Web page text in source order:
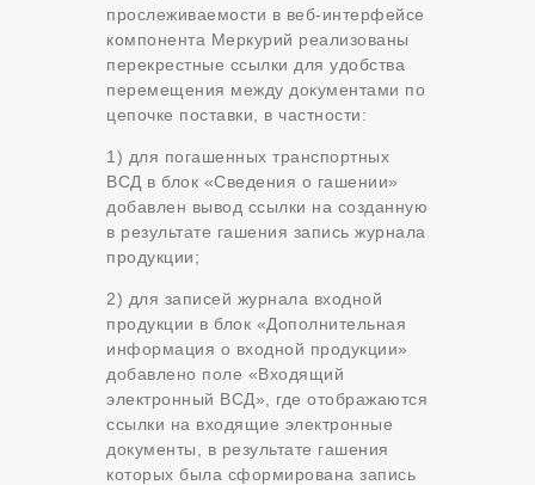
прослеживаемости в веб-интерфейсе
компонента Меркурий реализованы
перекрестные ссылки для удобства
перемещения между документами по
цепочке поставки, в частности:
1) для погашенных транспортных
ВСД в блок «Сведения о гашении»
добавлен вывод ссылки на созданную
в результате гашения запись журнала
продукции;
2) для записей журнала входной
продукции в блок «Дополнительная
информация о входной продукции»
добавлено поле «Входящий
электронный ВСД», где отображаются
ссылки на входящие электронные
документы, в результате гашения
которых была сформирована запись